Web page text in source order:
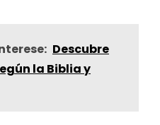
Descubre
la Biblia y